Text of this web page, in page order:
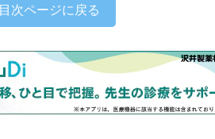
目次ページに戻る